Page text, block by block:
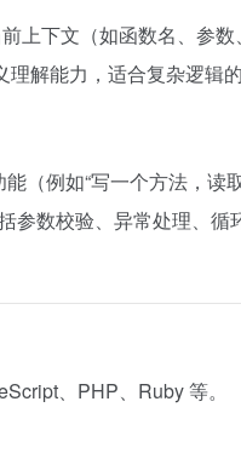
上下文（如函数名、参
解能力，适合复杂逻辑的
（例如“写一个方法，
数校验、异常处理、
、PHP、Ruby 等。